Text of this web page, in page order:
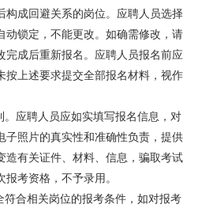
构成回避关系的岗位。应聘人员选择
动锁定，不能更改。如确需修改，请
完成后重新报名。应聘人员报名前应
按上述要求提交全部报名材料，视作
应聘人员应如实填写报名信息，对
子照片的真实性和准确性负责，提供
造有关证件、材料、信息，骗取考试
考资格，不予录用。
合相关岗位的报考条件，如对报考